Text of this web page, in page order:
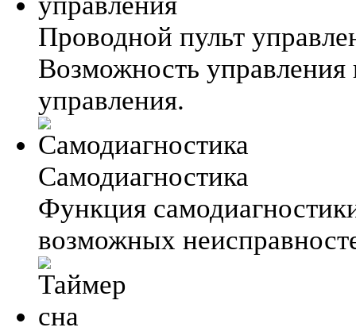
Проводной пульт
Возможность
управления.
Самодиагностика
Функция
возможных